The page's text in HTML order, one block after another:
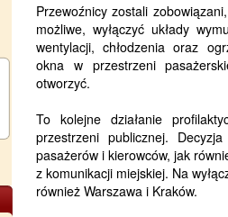
Przewoźnicy zostali
możliwe, wyłączyć układy
wentylacji, chłodzenia oraz
okna w przestrzeni
otworzyć.
To kolejne działanie
przestrzeni publicznej.
pasażerów i kierowców, jak
z komunikacji miejskiej. Na
również Warszawa i Kraków.